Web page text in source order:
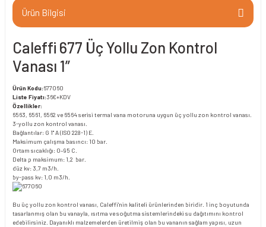
Ürün Bilgisi
Caleffi 677 Üç Yollu Zon Kontrol
Vanası 1”
Ürün Kodu:677060
Liste Fiyatı:36€+KDV
Özellikler:
6563, 6561, 6562 ve 6564 serisi termal vana motoruna uygun üç yollu zon kontrol vanası.
3-yollu zon kontrol vanası.
Bağlantılar: G 1" A (ISO 228-1) E.
Maksimum çalışma basıncı: 10 bar.
Ortam sıcaklığı: 0–95 C.
Delta p maksimum: 1,2 bar.
düz kv: 3,7 m3/h.
by-pass kv: 1,0 m3/h.
Bu üç yollu zon kontrol vanası, Caleffi'nin kaliteli ürünlerinden biridir. 1 inç boyutunda
tasarlanmış olan bu vanayla, ısıtma ve soğutma sistemlerindeki su dağıtımını kontrol
edebilirsiniz. Dayanıklı malzemelerden üretilmiş olan bu vananın sağlam yapısı, uzun